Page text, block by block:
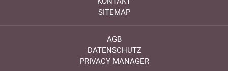
SITEMAP
AGB
DATENSCHUTZ
PRIVACY MANAGER